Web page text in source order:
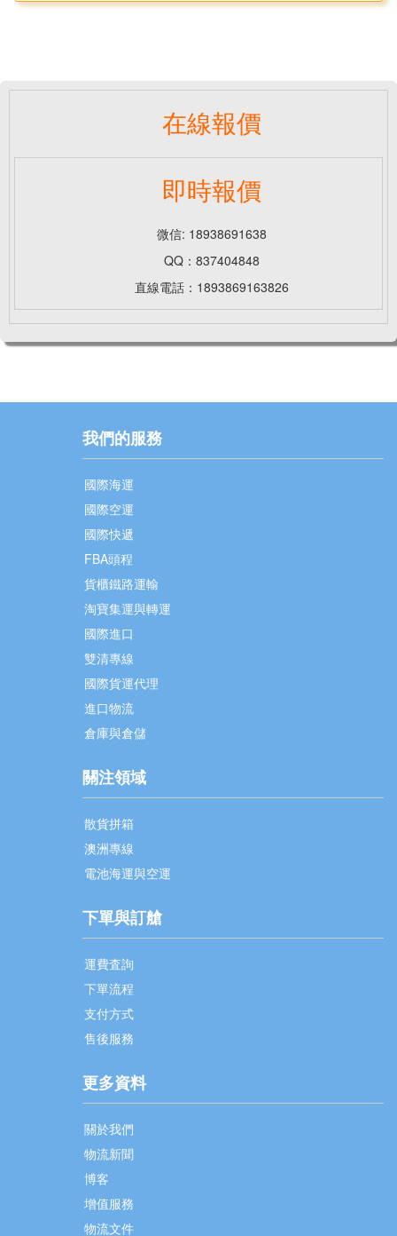
在線報價
即時報價
微信: 18938691638
QQ：837404848
直線電話：1893869163826
我們的服務
國際海運
國際空運
國際快遞
FBA頭程
貨櫃鐵路運輸
淘寶集運與轉運
國際進口
雙清專線
國際貨運代理
進口物流
倉庫與倉儲
關注領域
散貨拼箱
澳洲專線
電池海運與空運
下單與訂艙
運費査詢
下單流程
支付方式
售後服務
更多資料
關於我們
物流新聞
博客
增值服務
物流文件